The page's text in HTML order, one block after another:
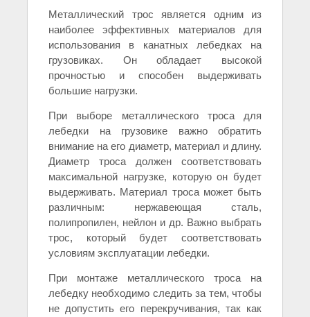
Металлический трос является одним из
наиболее эффективных материалов для
использования в канатных лебедках на
грузовиках. Он обладает высокой
прочностью и способен выдерживать
большие нагрузки.
При выборе металлического троса для
лебедки на грузовике важно обратить
внимание на его диаметр, материал и длину.
Диаметр троса должен соответствовать
максимальной нагрузке, которую он будет
выдерживать. Материал троса может быть
различным: нержавеющая сталь,
полипропилен, нейлон и др. Важно выбрать
трос, который будет соответствовать
условиям эксплуатации лебедки.
При монтаже металлического троса на
лебедку необходимо следить за тем, чтобы
не допустить его перекручивания, так как